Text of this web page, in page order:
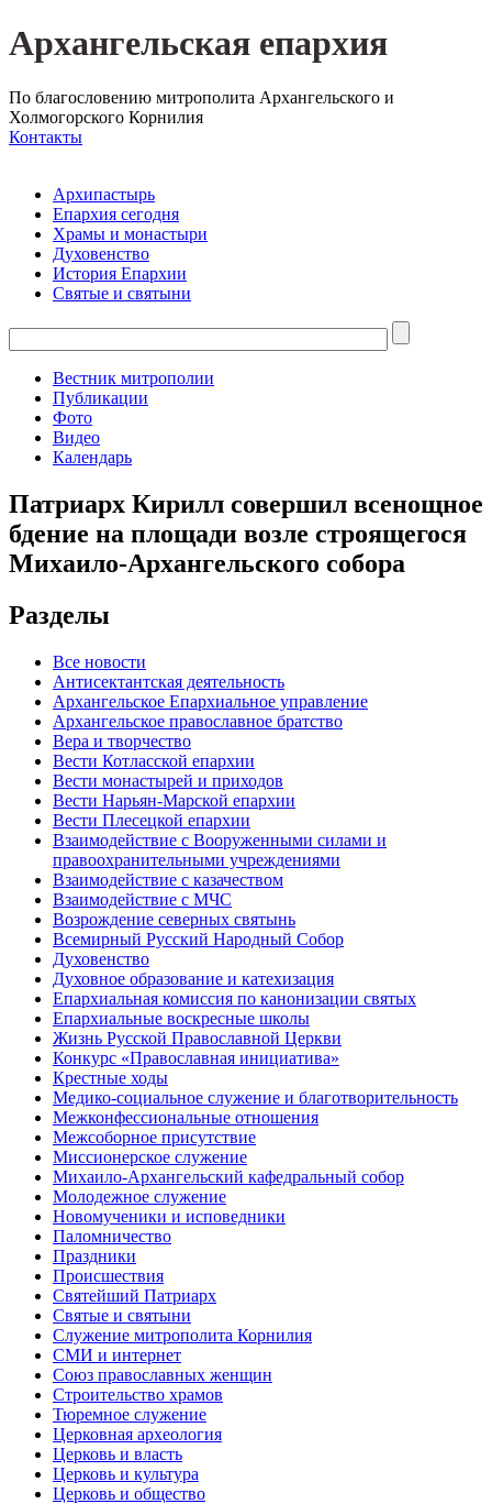
Архангельская епархия
По благословению митрополита Архангельского и
Холмогорского Корнилия
Контакты
Архипастырь
Епархия сегодня
Храмы и монастыри
Духовенство
История Епархии
Святые и святыни
Вестник митрополии
Публикации
Фото
Видео
Календарь
Патриарх Кирилл совершил всенощное
бдение на площади возле строящегося
Михаило-Архангельского собора
Разделы
Все новости
Антисектантская деятельность
Архангельское Епархиальное управление
Архангельское православное братство
Вера и творчество
Вести Котласской епархии
Вести монастырей и приходов
Вести Нарьян-Марской епархии
Вести Плесецкой епархии
Взаимодействие с Вооруженными силами и
правоохранительными учреждениями
Взаимодействие с казачеством
Взаимодействие с МЧС
Возрождение северных святынь
Всемирный Русский Народный Собор
Духовенство
Духовное образование и катехизация
Епархиальная комиссия по канонизации святых
Епархиальные воскресные школы
Жизнь Русской Православной Церкви
Конкурс «Православная инициатива»
Крестные ходы
Медико-социальное служение и благотворительность
Межконфессиональные отношения
Межсоборное присутствие
Миссионерское служение
Михаило-Архангельский кафедральный собор
Молодежное служение
Новомученики и исповедники
Паломничество
Праздники
Происшествия
Святейший Патриарх
Святые и святыни
Служение митрополита Корнилия
СМИ и интернет
Союз православных женщин
Строительство храмов
Тюремное служение
Церковная археология
Церковь и власть
Церковь и культура
Церковь и общество